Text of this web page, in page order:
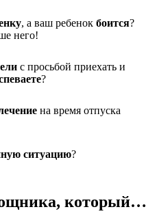
, а ваш ребенок боится?
него!
с просьбой приехать и
?
на время отпуска
ситуацию?
который…